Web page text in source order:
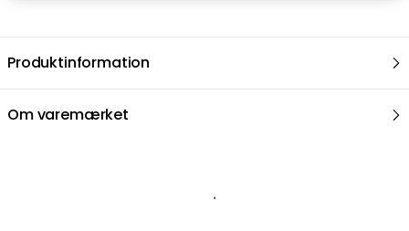
Produktinformation
Om varemærket